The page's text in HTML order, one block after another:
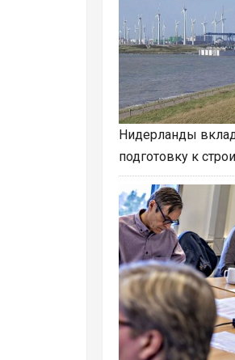
Нидерланды
подготовку к